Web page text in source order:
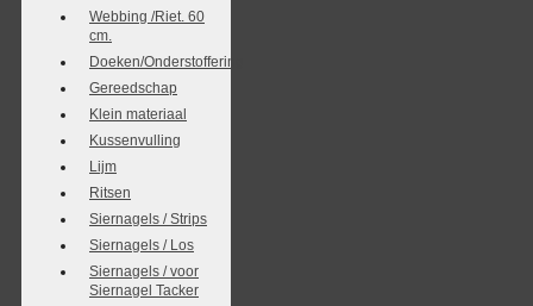
Webbing /Riet. 60
cm.
Doeken/Onderstoffering
Gereedschap
Klein materiaal
Kussenvulling
Lijm
Ritsen
Siernagels / Strips
Siernagels / Los
Siernagels / voor
Siernagel Tacker